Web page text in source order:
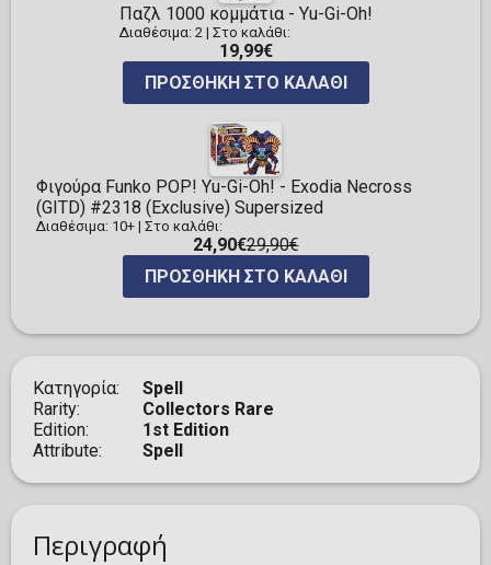
Παζλ 1000 κομμάτια - Yu-Gi-Oh!
Διαθέσιμα: 2| Στο καλάθι:
19,99€
ΠΡΟΣΘΉΚΗ ΣΤΟ ΚΑΛΆΘΙ
Φιγούρα Funko POP! Yu-Gi-Oh! - Exodia Necross
(GITD) #2318 (Exclusive) Supersized
Διαθέσιμα: 10+ | Στο καλάθι:
24,90€29,90€
ΠΡΟΣΘΉΚΗ ΣΤΟ ΚΑΛΆΘΙ
Κατηγορία
Spell
Rarity
Collectors Rare
Edition
1st Edition
Attribute
Spell
Περιγραφή